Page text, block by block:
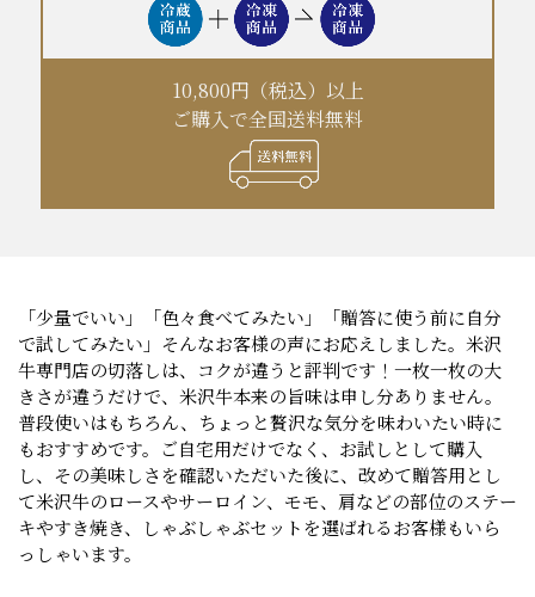
10,800円（税込）以上
ご購入で全国送料無料
「少量でいい」「色々食べてみたい」「贈答に使う前に自分
で試してみたい」そんなお客様の声にお応えしました。米沢
牛専門店の切落しは、コクが違うと評判です！一枚一枚の大
きさが違うだけで、米沢牛本来の旨味は申し分ありません。
普段使いはもちろん、ちょっと贅沢な気分を味わいたい時に
もおすすめです。ご自宅用だけでなく、お試しとして購入
し、その美味しさを確認いただいた後に、改めて贈答用とし
て米沢牛のロースやサーロイン、モモ、肩などの部位のステー
キやすき焼き、しゃぶしゃぶセットを選ばれるお客様もいら
っしゃいます。